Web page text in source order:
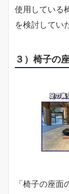
使用している
を検討してい
３）椅子の
「椅子の座